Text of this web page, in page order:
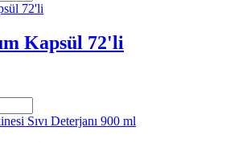
Kapsül 72'li